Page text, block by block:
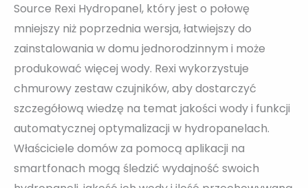
Source Rexi Hydropanel, który jest o połowę
mniejszy niż poprzednia wersja, łatwiejszy do
zainstalowania w domu jednorodzinnym i może
produkować więcej wody. Rexi wykorzystuje
chmurowy zestaw czujników, aby dostarczyć
szczegółową wiedzę na temat jakości wody i funkcji
automatycznej optymalizacji w hydropanelach.
Właściciele domów za pomocą aplikacji na
smartfonach mogą śledzić wydajność swoich